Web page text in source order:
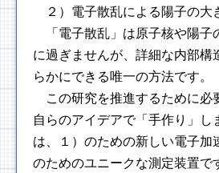
２）電子散乱による陽子の大
「電子散乱」は原子核や陽
に過ぎませんが、詳細な内部構
らかにできる唯一の方法です。
この研究を推進するために必
自らのアイデアで「手作り」し
は、１）のための新しい電子加
のためのユニークな測定装置で